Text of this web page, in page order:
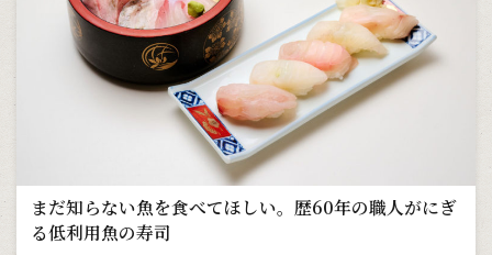
まだ知らない魚を食べてほしい。歴60年の職人がにぎ
る低利用魚の寿司